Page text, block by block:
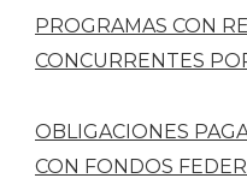
PROGRAMAS CON
CONCURRENTES
OBLIGACIONES
CON FONDOS